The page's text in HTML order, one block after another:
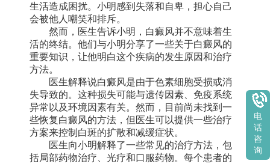
生活造成困扰。小明感到失落和自卑，担心自己
会被他人嘲笑和排斥。
然而，医生告诉小明，白癜风并不意味着生
活的终结。他们与小明分享了一些关于白癜风的
重要知识，让他明白这个疾病的发生原因和治疗
方法。
医生解释说白癜风是由于色素细胞受损或消
失导致的。这种损失可能与遗传因素、免疫系统
异常以及环境因素有关。然而，目前尚未找到一
些恢复白癜风的方法，但医生可以提供一些治疗
方案来控制白斑的扩散和减缓症状。
医生向小明解释了一些常见的治疗方法，包
括局部药物治疗、光疗和口服药物。每个患者的
电
话
咨
询